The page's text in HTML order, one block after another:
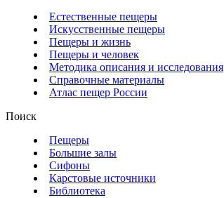
Естественные пещеры
Искусственные пещеры
Пещеры и жизнь
Пещеры и человек
Методика описания и исследования
Справочные материалы
Атлас пещер России
Поиск
Пещеры
Большие залы
Сифоны
Карстовые источники
Библиотека